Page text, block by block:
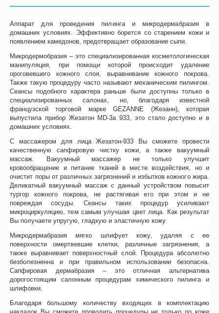
Аппарат для проведения пилинга и микродермабразия в
домашних условиях. Эффективно борется со старением кожи и
появлением камедонов, предотвращает образование сыпи.
Микродермобразия – это специализированная косметологическая
манипуляция, при помощи которой происходит удаление
ороговевшего кожного слоя, выравнивание кожного покрова.
Также такую процедуру часто называют механическим пилингом.
Сеансы подобного характера раньше были доступны только в
специализированных салонах, но, благодаря известной
французской торговой марке GEZANNE (Жезанн), которая
выпустила прибор Жезатон MD-3a 933, это стало доступно и в
домашних условиях.
С массажером для лица Жезатон-933 Вы сможете провести
качественную сапфировую чистку кожи, а также вакуумный
массаж. Вакуумный массажер не только улучшит
кровообращение и питание тканей в месте воздействия, но и
очистит поры от различных загрязнений и избытков кожного жира.
Деликатный вакуумный массаж с данный устройством повысит
тургор кожного покрова, не растягивая его при этом и не
повреждая сосуды. Сеансы таких процедур усиливают
микроциркуляцию, тем самым улучшая цвет лица. Как результат
Вы получаете упругую, гладкую и эластичную кожу.
Микродермабразия мягко шлифует кожу, удаляя с ее
поверхности омертвевшие клетки, различные загрязнения, а
также выравнивает поверхностный слой. Процедура абсолютно
безболезненна и при правильном использовании безопасна.
Сапфировая дермабразия – это отличная альтернатива
дорогостоящим салонным процедурам химического пилинга и
шлифовки.
Благодаря большому количеству входящих в комплектацию